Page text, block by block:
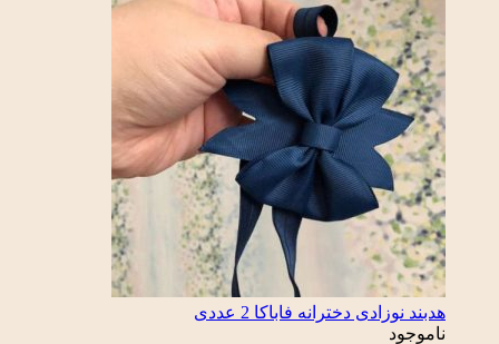
هدبند نوزادی دخترانه فاباکا 2 عددی
ناموجود